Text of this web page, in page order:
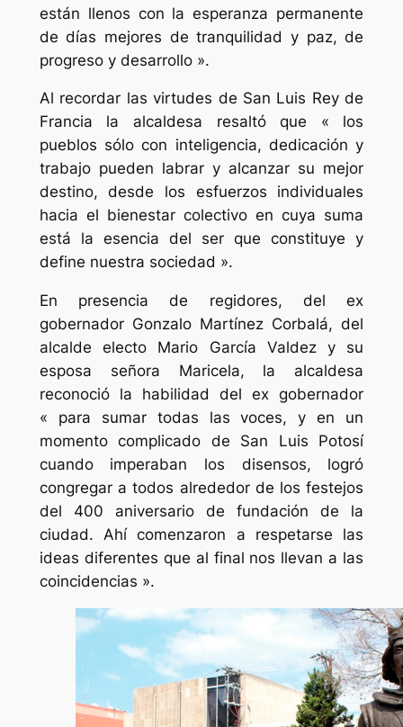
están llenos con la esperanza permanente
de días mejores de tranquilidad y paz, de
progreso y desarrollo ».
Al recordar las virtudes de San Luis Rey de
Francia la alcaldesa resaltó que « los
pueblos sólo con inteligencia, dedicación y
trabajo pueden labrar y alcanzar su mejor
destino, desde los esfuerzos individuales
hacia el bienestar colectivo en cuya suma
está la esencia del ser que constituye y
define nuestra sociedad ».
En presencia de regidores, del ex
gobernador Gonzalo Martínez Corbalá, del
alcalde electo Mario García Valdez y su
esposa señora Maricela, la alcaldesa
reconoció la habilidad del ex gobernador
« para sumar todas las voces, y en un
momento complicado de San Luis Potosí
cuando imperaban los disensos, logró
congregar a todos alrededor de los festejos
del 400 aniversario de fundación de la
ciudad. Ahí comenzaron a respetarse las
ideas diferentes que al final nos llevan a las
coincidencias ».